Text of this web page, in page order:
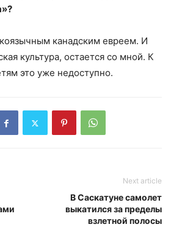
канадским евреем. И
культура, остается со мной. К
это уже недоступно.
Next article
В Саскатуне самолет
выкатился за пределы
взлетной полосы